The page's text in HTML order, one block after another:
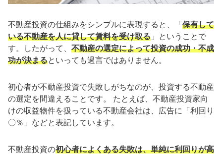
不動産投資の仕組みをシンプルに表現すると、「 保有して
いる不動産を人に貸して賃料を受け取る 」ということで
す。したがって、 不動産の選定によって投資の成功・不成
功が決まるといっても過言ではありません。
初心者が不動産投資で失敗しがちなのが、投資する不動産
の選定を間違えることです。 たとえば、不動産投資家向
けの収益物件を扱っている不動産会社は、広告に「利回り
〇％」などと表記しています。
不動産投資の初心者によくある失敗は、単純に利回りが高